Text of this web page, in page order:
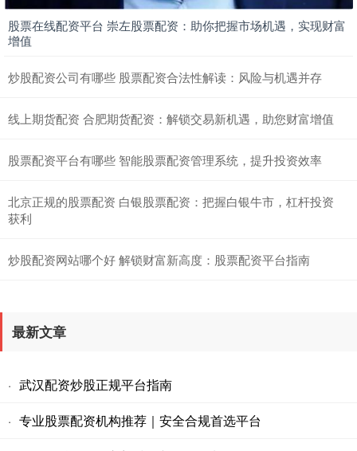
股票在线配资平台 崇左股票配资：助你把握市场机遇，实现财富
增值
炒股配资公司有哪些 股票配资合法性解读：风险与机遇并存
线上期货配资 合肥期货配资：解锁交易新机遇，助您财富增值
股票配资平台有哪些 智能股票配资管理系统，提升投资效率
北京正规的股票配资 白银股票配资：把握白银牛市，杠杆投资
获利
炒股配资网站哪个好 解锁财富新高度：股票配资平台指南
最新文章
· 武汉配资炒股正规平台指南
· 专业股票配资机构推荐｜安全合规首选平台